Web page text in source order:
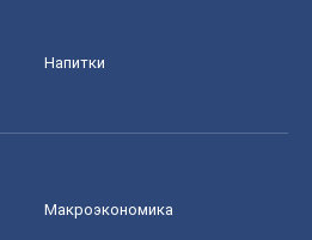
Напитки
Mакроэкономика